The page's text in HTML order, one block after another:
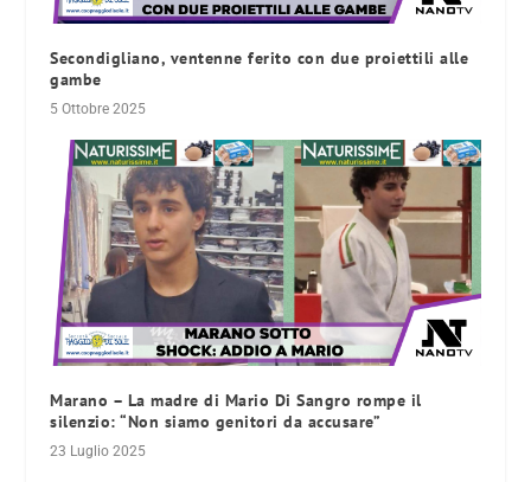
Secondigliano, ventenne ferito con due proiettili alle
gambe
5 Ottobre 2025
Marano – La madre di Mario Di Sangro rompe il
silenzio: “Non siamo genitori da accusare”
23 Luglio 2025